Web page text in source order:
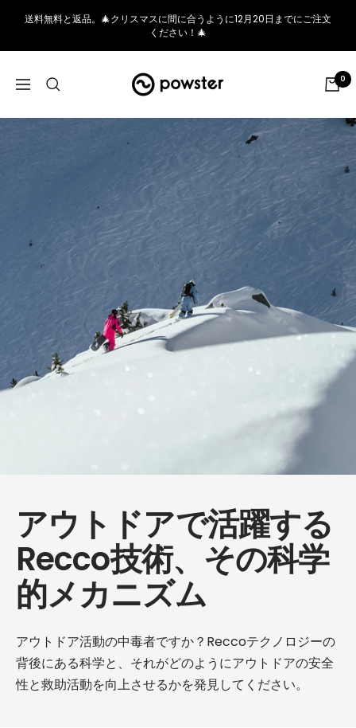
テ
送料無料と返品。🎄クリスマスに間に合うように12月20日までにご注文
ください！🎄
ナ
Powster 0
アウトドアで活躍する
Recco技術、その科学
的メカニズム
アウトドア活動の中毒者ですか？Reccoテクノロジーの
背後にある科学と、それがどのようにアウトドアの安全
性と救助活動を向上させるかを発見してください。